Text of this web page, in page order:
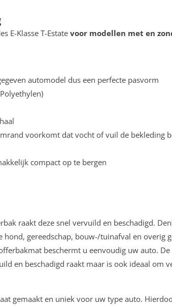
E-Klasse T-Estate voor modellen met en
automodel dus een perfecte pasvorm
voorkomt dat vocht of vuil de bekleding
compact op te bergen
raakt deze snel vervuild en beschadigd.
gereedschap, bouw-/tuinafval en overig
beschermt u eenvoudig uw auto.
en beschadigd raakt maar is ook ideaal om
gemaakt en uniek voor uw type auto.